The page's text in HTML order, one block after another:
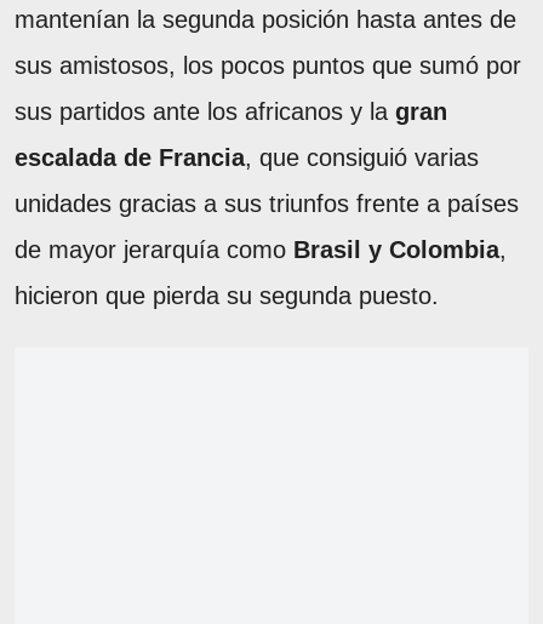
mantenían la segunda posición hasta antes de
sus amistosos, los pocos puntos que sumó por
sus partidos ante los africanos y la gran
escalada de Francia, que consiguió varias
unidades gracias a sus triunfos frente a países
de mayor jerarquía como Brasil y Colombia,
hicieron que pierda su segunda puesto.